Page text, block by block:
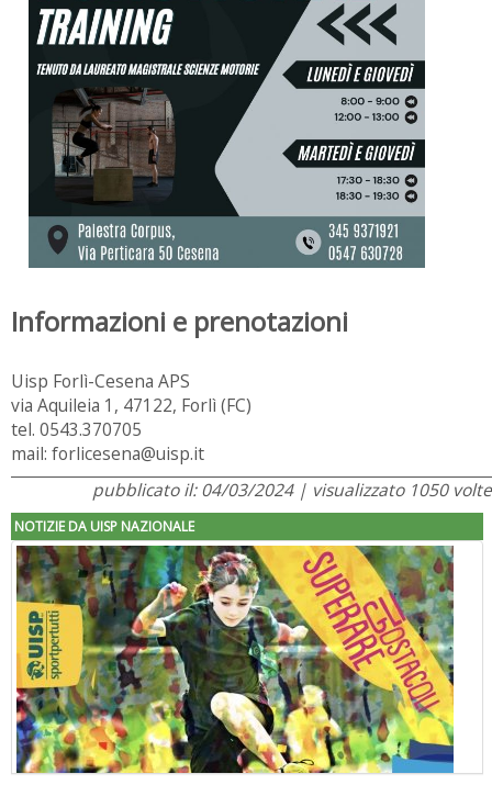
Informazioni e prenotazioni
Uisp Forlì-Cesena APS
via Aquileia 1, 47122, Forlì (FC)
tel. 0543.370705
mail: forlicesena@uisp.it
pubblicato il: 04/03/2024 | visualizzato 1050 volte
NOTIZIE DA UISP NAZIONALE